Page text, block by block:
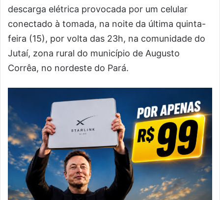
descarga elétrica provocada por um celular
conectado à tomada, na noite da última quinta-
feira (15), por volta das 23h, na comunidade do
Jutaí, zona rural do município de Augusto
Corrêa, no nordeste do Pará.